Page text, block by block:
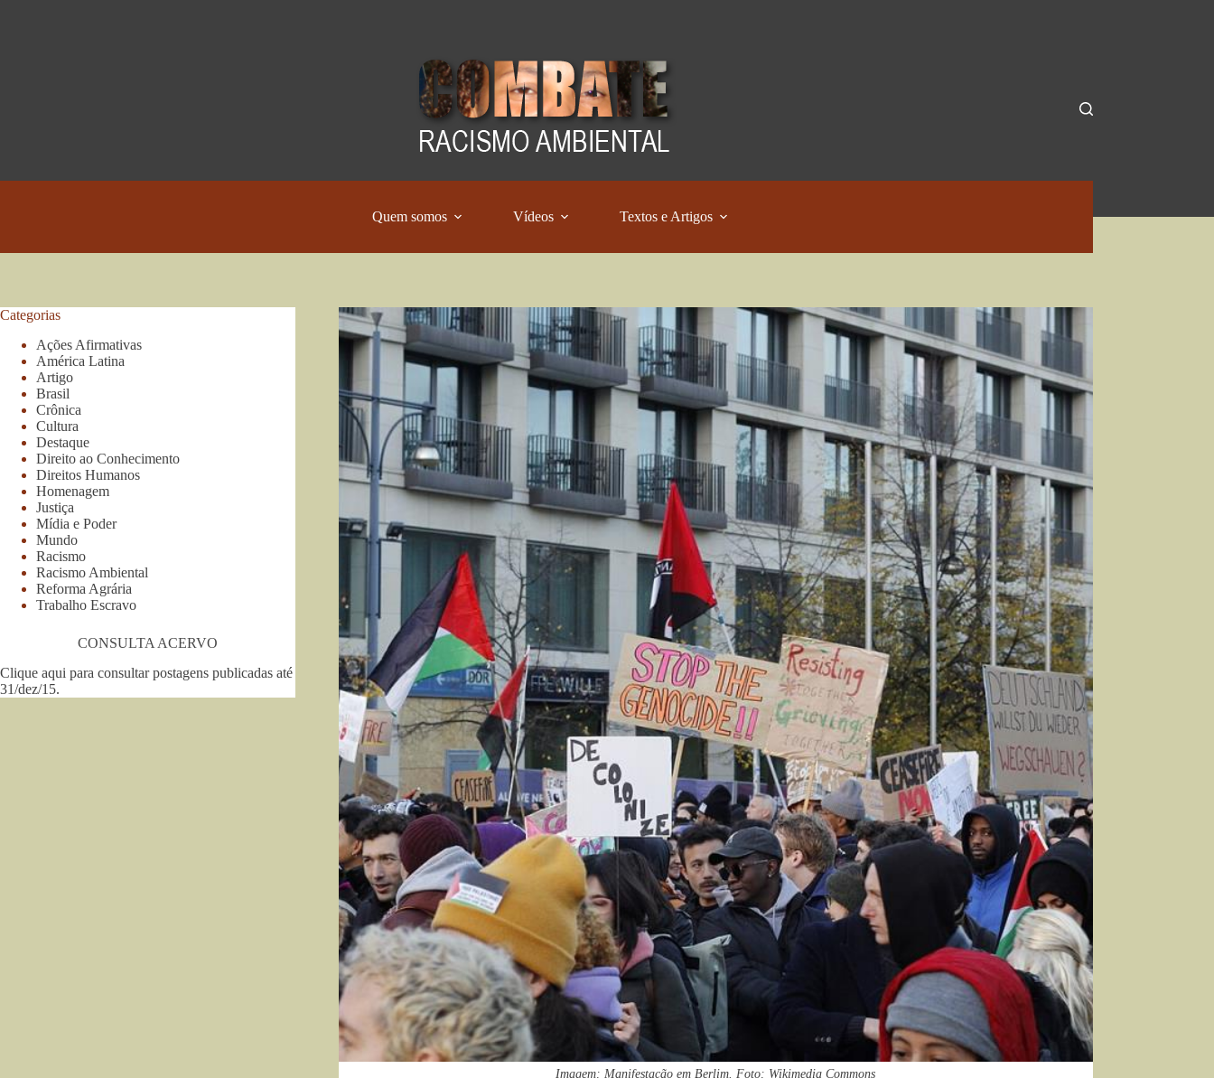
Quem somos Vídeos Textos e Artigos
Imagem: Manifestação em Berlim. Foto: Wikimedia Commons
Categorias
Ações Afirmativas
América Latina
Artigo
Brasil
Crônica
Cultura
Destaque
Direito ao Conhecimento
Direitos Humanos
Homenagem
Justiça
Mídia e Poder
Mundo
Racismo
Racismo Ambiental
Reforma Agrária
Trabalho Escravo
CONSULTA ACERVO
Clique aqui para consultar postagens publicadas até
31/dez/15.